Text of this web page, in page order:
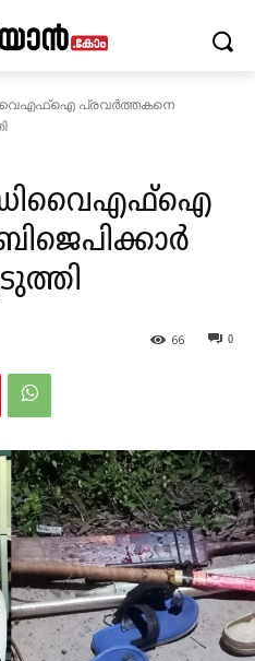
പ്രവർത്തകനെ
ഡിവൈഎഫ്ഐ
0
66